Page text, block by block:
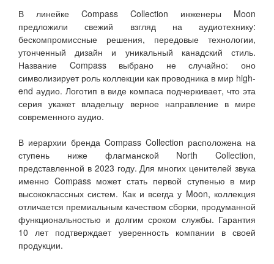
В линейке Compass Collection инженеры Moon
предложили свежий взгляд на аудиотехнику:
бескомпромиссные решения, передовые технологии,
утонченный дизайн и уникальный канадский стиль.
Название Compass выбрано не случайно: оно
символизирует роль коллекции как проводника в мир high-
end аудио. Логотип в виде компаса подчеркивает, что эта
серия укажет владельцу верное направление в мире
современного аудио.
В иерархии бренда Compass Collection расположена на
ступень ниже флагманской North Collection,
представленной в 2023 году. Для многих ценителей звука
именно Compass может стать первой ступенью в мир
высококлассных систем. Как и всегда у Moon, коллекция
отличается премиальным качеством сборки, продуманной
функциональностью и долгим сроком службы. Гарантия
10 лет подтверждает уверенность компании в своей
продукции.